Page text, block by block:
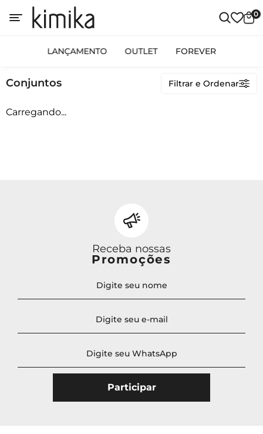
0
LANÇAMENTO OUTLET FOREVER
Filtrar e Ordenar
Categorias
OUTLET
A - Z Z - A
Menor Preço
Maior Preço
Mais Vendidos Mais Acessados
Conjuntos
Carregando...
Receba nossas
Promoções